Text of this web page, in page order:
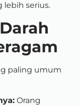
lebih serius.
paling umum
Orang